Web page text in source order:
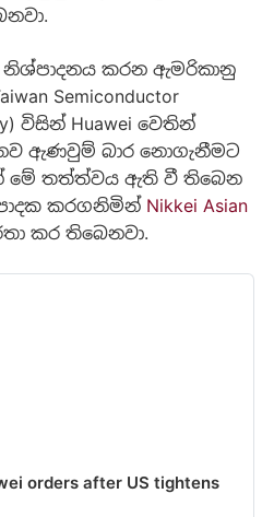
නිශ්පාදනය කරන ඇමරිකානු
Semiconductor
විසින් Huawei වෙතින්
නව ඇණවුම් බාර නොගැනීමට
තත්ත්වය ඇති වී තිබෙන
කරගනිමින් Nikkei Asian
කර තිබෙනවා.
orders after US tightens